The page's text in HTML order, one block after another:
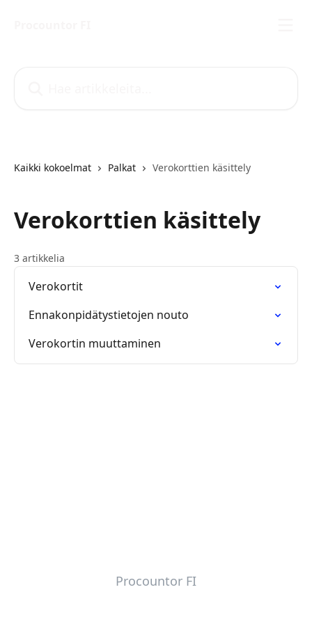
Kaikki kokoelmat Palkat Verokorttien käsittely
Verokorttien käsittely
3 artikkelia
Verokortit
Ennakonpidätystietojen nouto
Verokortin muuttaminen
Procountor FI